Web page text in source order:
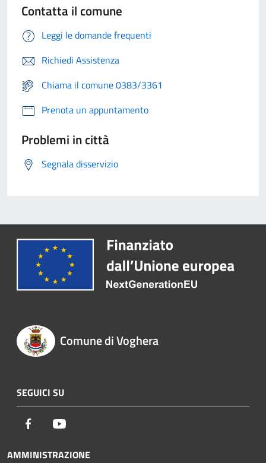
Contatta il comune
Leggi le domande frequenti
Richiedi Assistenza
Chiama il comune 0383/3361
Prenota un appuntamento
Problemi in città
Segnala disservizio
Comune di Voghera
SEGUICI SU
Facebook
AMMINISTRAZIONE